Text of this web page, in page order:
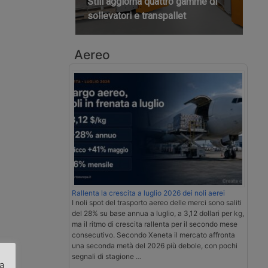
sollevatori e transpallet
Aereo
Rallenta la crescita a luglio 2026 dei noli aerei
I noli spot del trasporto aereo delle merci sono saliti
del 28% su base annua a luglio, a 3,12 dollari per kg,
ma il ritmo di crescita rallenta per il secondo mese
consecutivo. Secondo Xeneta il mercato affronta
una seconda metà del 2026 più debole, con pochi
segnali di stagione …